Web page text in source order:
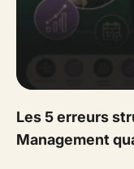
Les 5 erreurs
Management